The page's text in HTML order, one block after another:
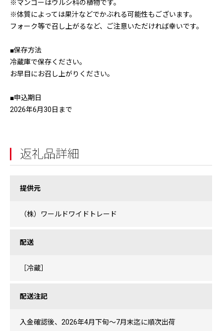
※マンゴーはウルシ科の植物です。
※体質によっては果汁などでかぶれる可能性もございます。
フォーク等で召し上がるなど、ご注意いただければ幸いです。
■保存方法
冷蔵庫で保存ください。
お早目にお召し上がりください。
■申込期日
2026年6月30日まで
返礼品詳細
提供元
（株）ワールドワイドトレード
配送
［冷蔵］
配送注記
入金確認後、2026年4月下旬〜7月末迄に順次出荷